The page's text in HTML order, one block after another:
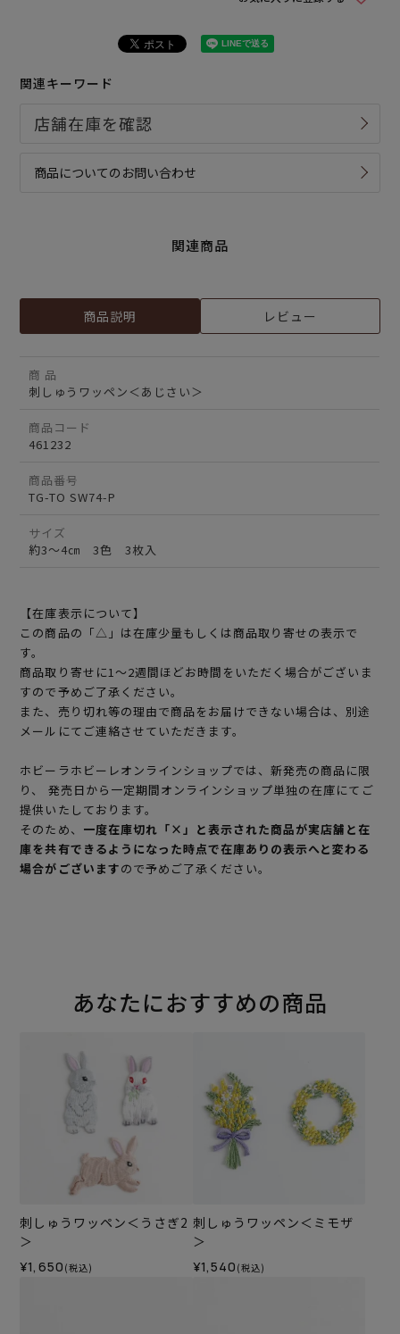
関連キーワード
商品についてのお問い合わせ
関連商品
商品説明 レビュー
商 品
刺しゅうワッペン＜あじさい＞
商品コード
461232
商品番号
TG-TO SW74-P
サイズ
約3～4㎝ 3色 3枚入
【在庫表示について】
この商品の「△」は在庫少量もしくは商品取り寄せの表示で
す。
商品取り寄せに1～2週間ほどお時間をいただく場合がございま
すので予めご了承ください。
また、売り切れ等の理由で商品をお届けできない場合は、別途
メールにてご連絡させていただきます。
ホビーラホビーレオンラインショップでは、新発売の商品に限
り、 発売日から一定期間オンラインショップ単独の在庫にてご
提供いたしております。
そのため、 一度在庫切れ「×」と表示された商品が実店舗と在
庫を共有できるようになった時点で在庫ありの表示へと変わる
場合がございますので予めご了承ください。
あなたにおすすめの商品
刺しゅうワッペン＜うさぎ2
＞
¥1,650 (税込)
刺しゅうワッペン＜ミモザ
＞
¥1,540 (税込)